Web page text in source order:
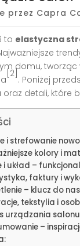
przez Capra
to elastyczna
domu, tworząc
[2]
. Poniżej
oraz detali,
i strefowanie
kolory i
i układ –
faktury i
– klucz do
tekstylia i
urządzania
–